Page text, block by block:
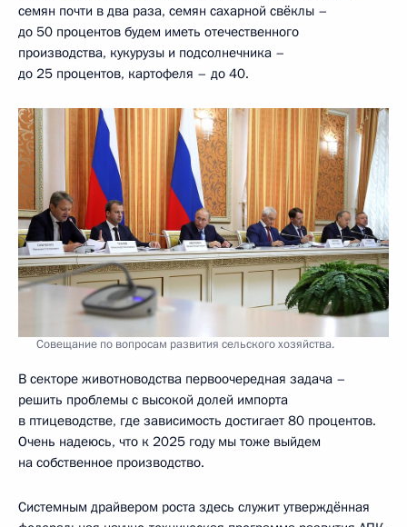
семян почти в два раза, семян сахарной свёклы –
до 50 процентов будем иметь отечественного
производства, кукурузы и подсолнечника –
до 25 процентов, картофеля – до 40.
Совещание по вопросам развития сельского хозяйства.
В секторе животноводства первоочередная задача –
решить проблемы с высокой долей импорта
в птицеводстве, где зависимость достигает 80 процентов.
Очень надеюсь, что к 2025 году мы тоже выйдем
на собственное производство.
Системным драйвером роста здесь служит утверждённая